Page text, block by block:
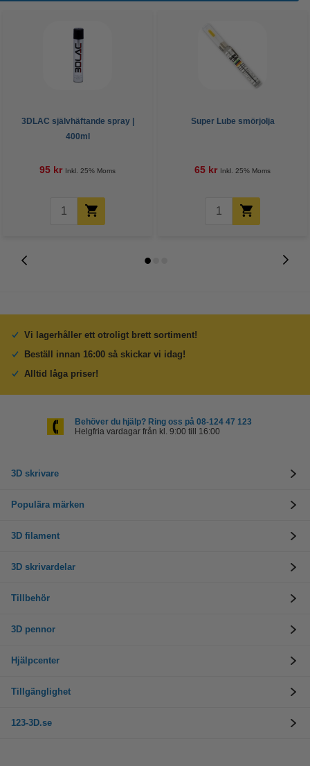
3DLAC självhäftande spray |
400ml
95 kr Inkl. 25% Moms
Super Lube smörjolja
65 kr Inkl. 25% Moms
Vi lagerhåller ett otroligt brett sortiment!
Beställ innan 16:00 så skickar vi idag!
Alltid låga priser!
Behöver du hjälp? Ring oss på 08-124 47 123
Helgfria vardagar från kl. 9:00 till 16:00
3D skrivare
Populära märken
3D filament
3D skrivardelar
Tillbehör
3D pennor
Hjälpcenter
Tillgänglighet
123-3D.se